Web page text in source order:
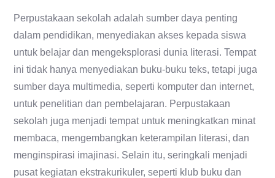
Perpustakaan sekolah adalah sumber daya penting
dalam pendidikan, menyediakan akses kepada siswa
untuk belajar dan mengeksplorasi dunia literasi. Tempat
ini tidak hanya menyediakan buku-buku teks, tetapi juga
sumber daya multimedia, seperti komputer dan internet,
untuk penelitian dan pembelajaran. Perpustakaan
sekolah juga menjadi tempat untuk meningkatkan minat
membaca, mengembangkan keterampilan literasi, dan
menginspirasi imajinasi. Selain itu, seringkali menjadi
pusat kegiatan ekstrakurikuler, seperti klub buku dan